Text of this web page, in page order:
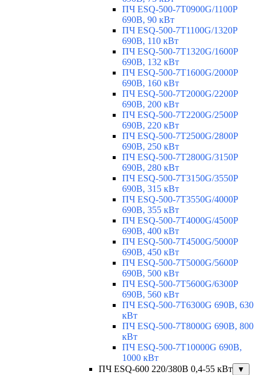
ПЧ ESQ-500-7T0900G/1100P
690В, 90 кВт
ПЧ ESQ-500-7T1100G/1320P
690В, 110 кВт
ПЧ ESQ-500-7T1320G/1600P
690В, 132 кВт
ПЧ ESQ-500-7T1600G/2000P
690В, 160 кВт
ПЧ ESQ-500-7T2000G/2200P
690В, 200 кВт
ПЧ ESQ-500-7T2200G/2500P
690В, 220 кВт
ПЧ ESQ-500-7T2500G/2800P
690В, 250 кВт
ПЧ ESQ-500-7T2800G/3150P
690В, 280 кВт
ПЧ ESQ-500-7T3150G/3550P
690В, 315 кВт
ПЧ ESQ-500-7T3550G/4000P
690В, 355 кВт
ПЧ ESQ-500-7T4000G/4500P
690В, 400 кВт
ПЧ ESQ-500-7T4500G/5000P
690В, 450 кВт
ПЧ ESQ-500-7T5000G/5600P
690В, 500 кВт
ПЧ ESQ-500-7T5600G/6300P
690В, 560 кВт
ПЧ ESQ-500-7T6300G 690В, 630
кВт
ПЧ ESQ-500-7T8000G 690В, 800
кВт
ПЧ ESQ-500-7T10000G 690В,
1000 кВт
ПЧ ESQ-600 220/380В 0,4-55 кВт
▼